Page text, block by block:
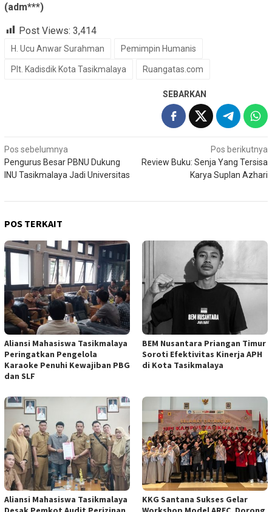
(adm***)
Post Views: 3,414
H. Ucu Anwar Surahman Pemimpin Humanis
Plt. Kadisdik Kota Tasikmalaya Ruangatas.com
SEBARKAN
Navigasi
pos
Pos sebelumnya
Pengurus Besar PBNU Dukung
INU Tasikmalaya Jadi Universitas
Pos berikutnya
Review Buku: Senja Yang Tersisa
Karya Suplan Azhari
POS TERKAIT
Aliansi Mahasiswa Tasikmalaya
Peringatkan Pengelola
Karaoke Penuhi Kewajiban PBG
dan SLF
BEM Nusantara Priangan Timur
Soroti Efektivitas Kinerja APH
di Kota Tasikmalaya
Aliansi Mahasiswa Tasikmalaya
KKG Santana Sukses Gelar